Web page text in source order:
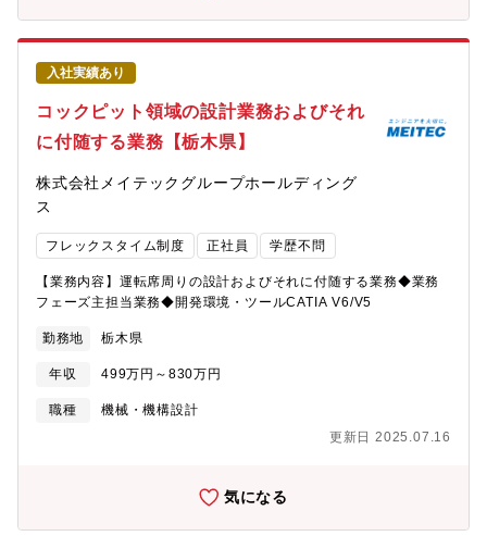
入社実績あり
コックピット領域の設計業務およびそれ
に付随する業務【栃木県】
株式会社メイテックグループホールディング
ス
フレックスタイム制度 正社員 学歴不問
【業務内容】運転席周りの設計およびそれに付随する業務◆業務
フェーズ主担当業務◆開発環境・ツールCATIA V6/V5
勤務地 栃木県
年収 499万円～830万円
職種
機械・機構設計
更新日 2025.07.16
気になる